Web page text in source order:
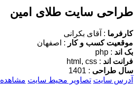
طراحی سایت طلای امین
کارفرما : آقای بکرانی
موقعیت کسب و کار : اصفهان
بک اند : php
فرانت اند : html, css
سال طراحی : 1401
آدرس سایت تصاویر محیط سایت مشاهده